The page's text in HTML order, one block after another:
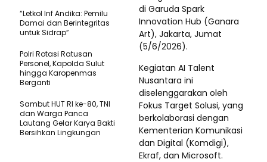
di Garuda Spark
Innovation Hub (Ganara
Art), Jakarta, Jumat
(5/6/2026).
Kegiatan AI Talent
Nusantara ini
diselenggarakan oleh
Fokus Target Solusi, yang
berkolaborasi dengan
Kementerian Komunikasi
dan Digital (Komdigi),
Ekraf, dan Microsoft.
“Letkol Inf Andika: Pemilu
Damai dan Berintegritas
untuk Sidrap”
Polri Rotasi Ratusan
Personel, Kapolda Sulut
hingga Karopenmas
Berganti
Sambut HUT RI ke-80, TNI
dan Warga Panca
Lautang Gelar Karya Bakti
Bersihkan Lingkungan